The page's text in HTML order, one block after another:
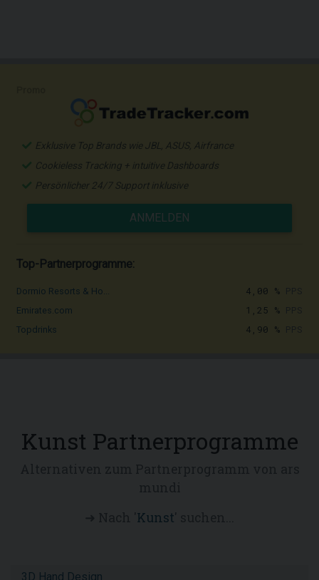
Exklusive Top Brands wie JBL, ASUS, Airfrance
Cookieless Tracking + intuitive Dashboards
Persönlicher 24/7 Support inklusive
ANMELDEN
Top-Partnerprogramme:
Dormio Resorts & Ho... 4,00 %
Emirates.com 1,25 %
Topdrinks 4,90 %
Kunst Partnerprogramme
Kunst
3D Hand Design